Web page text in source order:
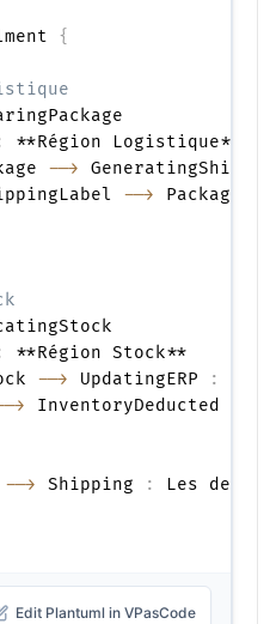
{
**Région Logistique**
-->
-->
**Région Stock**
--> UpdatingERP :
> InventoryDeducted
--> Shipping :
Les deux
Edit Plantuml in VPasCode